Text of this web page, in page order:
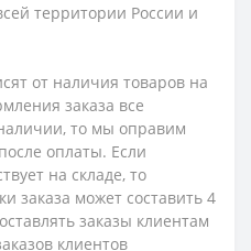
территории России и
от наличия товаров на
заказа все
то мы оправим
оплаты. Если
на складе, то
заказа может составить 4
заказы клиентам
клиентов